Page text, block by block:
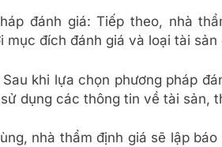
đánh giá: Tiếp theo, nhà
mục đích đánh giá và loại tài sản
khi lựa chọn phương pháp
dụng các thông tin về tài sản,
nhà thẩm định giá sẽ lập